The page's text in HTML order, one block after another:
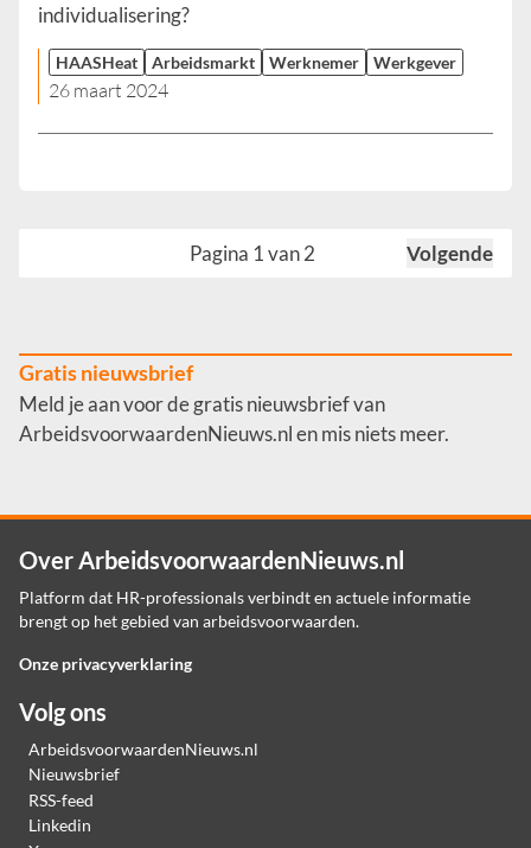
individualisering?
HAASHeat Arbeidsmarkt Werknemer Werkgever
26 maart 2024
Pagina 1 van 2 Volgende
Gratis nieuwsbrief
Meld je aan voor de gratis nieuwsbrief van
ArbeidsvoorwaardenNieuws.nl en mis niets meer.
Over ArbeidsvoorwaardenNieuws.nl
Platform dat HR-professionals verbindt en actuele informatie
brengt op het gebied van arbeidsvoorwaarden.
Onze privacyverklaring
Volg ons
ArbeidsvoorwaardenNieuws.nl
Nieuwsbrief
RSS-feed
Linkedin